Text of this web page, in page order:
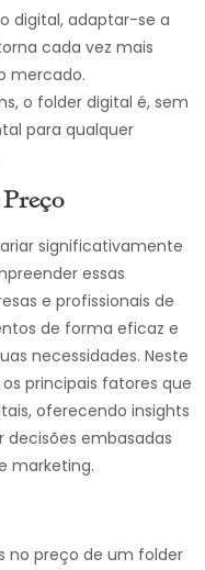
digital, adaptar-se a
cada vez mais
mercado.
o folder digital é, sem
para qualquer
significativamente
essas
e profissionais de
de forma eficaz e
necessidades. Neste
principais fatores que
oferecendo insights
decisões embasadas
marketing.
no preço de um folder